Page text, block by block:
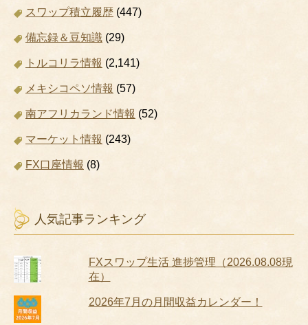
スワップ積立履歴 (447)
備忘録＆豆知識 (29)
トルコリラ情報 (2,141)
メキシコペソ情報 (57)
南アフリカランド情報 (52)
マーケット情報 (243)
FX口座情報 (8)
人気記事ランキング
FXスワップ生活 進捗管理（2026.08.08現
在）
2026年7月の月間収益カレンダー！